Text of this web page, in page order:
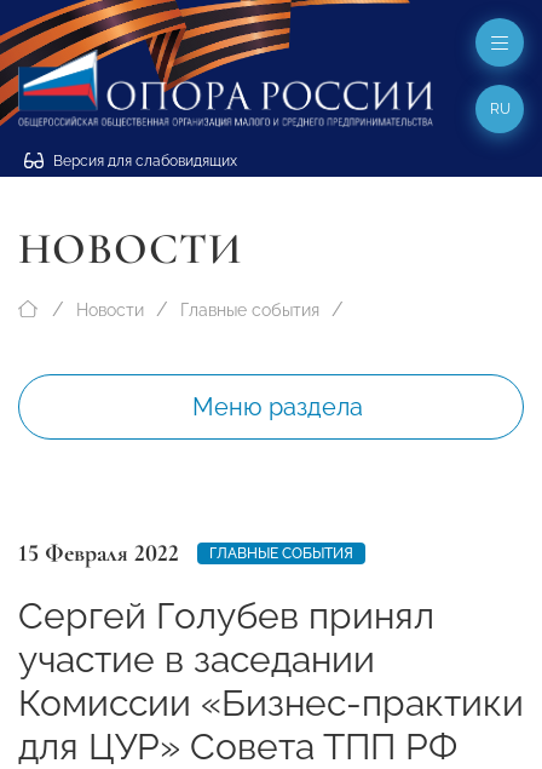
Версия для слабовидящих
RU
НОВОСТИ
Новости Главные события
Меню раздела
15 Февраля 2022 ГЛАВНЫЕ СОБЫТИЯ
Сергей Голубев принял
участие в заседании
Комиссии «Бизнес-практики
для ЦУР» Совета ТПП РФ